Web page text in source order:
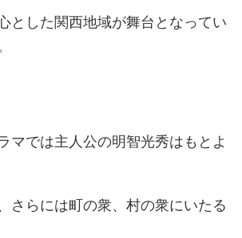
とした関西地域が舞台となってい
マでは主人公の明智光秀はもとよ
さらには町の衆、村の衆にいたる